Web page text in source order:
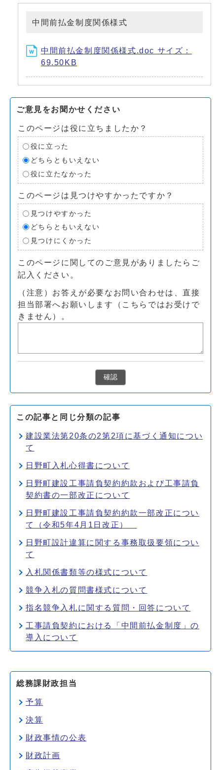
中間前払金制度関係様式
中間前払金制度関係様式.doc サイズ：
69.50KB
ご意見をお聞かせください
このページは役に立ちましたか？
役に立った
どちらともいえない
役に立たなかった
このページは見つけやすかったですか？
見つけやすかった
どちらともいえない
見つけにくかった
このページに関してのご意見がありましたらご
記入ください。
（注意）お答えが必要なお問い合わせは、直接
担当部署へお願いします（こちらではお受けで
きません）。
確認
この記事と同じ分類の記事
建設業法第20条の2第2項に基づく通知につい
て
日野町入札心得書について
日野町建設工事請負契約約款および工事請負
契約書の一部改正について
日野町建設工事請負契約約款一部改正につい
て（令和5年4月1日改正）
日野町設計違算に関する事務取扱要領につい
て
入札関係書類等の様式について
競争入札の質問書様式について
指名競争入札に関する質問・回答について
工事請負契約における「中間前払金制度」の
導入について
総務課財政担当
予算
決算
財政事情の公表
財政計画